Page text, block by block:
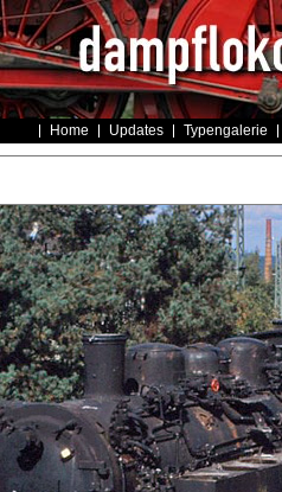
Home Updates Typengalerie